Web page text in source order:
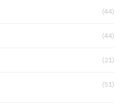
(44)
(44)
(21)
(51)